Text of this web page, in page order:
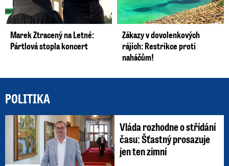
Marek Ztracený na Letné:
Pártlová stopla koncert
Zákazy v dovolenkových
rájích: Restrikce proti
naháčům!
POLITIKA
Vláda rozhodne o střídání
času: Šťastný prosazuje
jen ten zimní